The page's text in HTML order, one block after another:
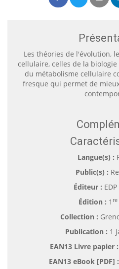
Les théories de l'évolution,
cellulaire, celles de la
du métabolisme cellulaire
fresque qui permet de
Langue(s) :
Public(s) :
Éditeur :
Édition : 1 re
Collection :
Publication : 1
EAN13 Livre papier :
EAN13 eBook [PDF] :